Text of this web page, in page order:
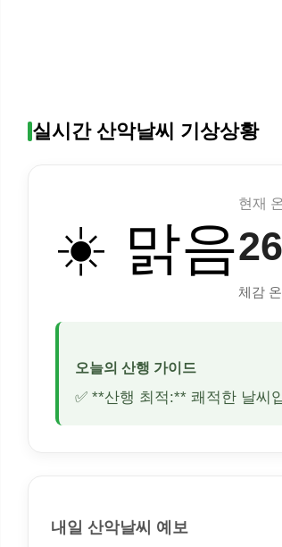
실시간 산악날씨 기상상황
☀️ 맑음
현재
체감
오늘의 산행 가이드
✅ **산행 최적:** 쾌적한 날씨
내일 산악날씨 예보